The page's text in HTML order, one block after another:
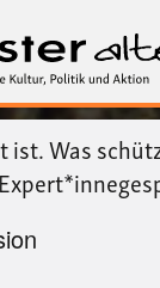
zum
Inhalt
ist. Was